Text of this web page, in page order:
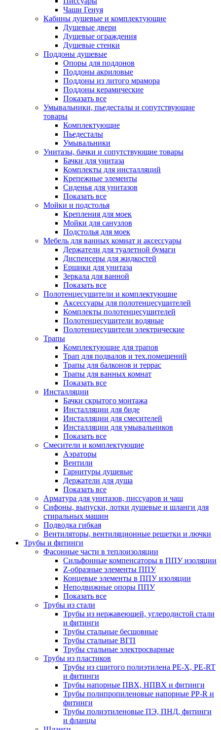
Чаши Генуя
Кабины душевые и комплектующие
Душевые двери
Душевые ограждения
Душевые стенки
Поддоны душевые
Опоры для поддонов
Поддоны акриловые
Поддоны из литого мрамора
Поддоны керамические
Показать все
Умывальники, пьедесталы и сопутствующие
товары
Комплектующие
Пьедесталы
Умывальники
Унитазы, бачки и сопутствующие товары
Бачки для унитаза
Комплекты для инсталляций
Крепежные элементы
Сиденья для унитазов
Показать все
Мойки и подстолья
Крепления для моек
Мойки для санузлов
Подстолья для моек
Мебель для ванных комнат и аксессуары
Держатели для туалетной бумаги
Диспенсеры для жидкостей
Ершики для унитаза
Зеркала для ванной
Показать все
Полотенцесушители и комплектующие
Аксессуары для полотенцесушителей
Комплекты полотенцесушителей
Полотенцесушители водяные
Полотенцесушители электрические
Трапы
Комплектующие для трапов
Трап для подвалов и тех.помещений
Трапы для балконов и террас
Трапы для ванных комнат
Показать все
Инсталляции
Бачки скрытого монтажа
Инсталляции для биде
Инсталляции для смесителей
Инсталляции для умывальников
Показать все
Смесители и комплектующие
Аэраторы
Вентили
Гарнитуры душевые
Держатели для душа
Показать все
Арматура для унитазов, писсуаров и чаш
Сифоны, выпуски, лотки душевые и шланги для
стиральных машин
Подводка гибкая
Вентиляторы, вентиляционные решетки и лючки
Трубы и фитинги
Фасонные части в теплоизоляции
Cильфонные компенсаторы в ППУ изоляции
Z-образные элементы ППУ
Концевые элементы в ППУ изоляции
Неподвижные опоры ППУ
Показать все
Трубы из стали
Трубы из нержавеющей, углеродистой стали
и фитинги
Трубы стальные бесшовные
Трубы стальные ВГП
Трубы стальные электросварные
Трубы из пластиков
Трубы из сшитого полиэтилена PE-X, PE-RT
и фитинги
Трубы напорные ПВХ, НПВХ и фитинги
Трубы полипропиленовые напорные PP-R и
фитинги
Трубы полиэтиленовые ПЭ, ПНД, фитинги
и фланцы